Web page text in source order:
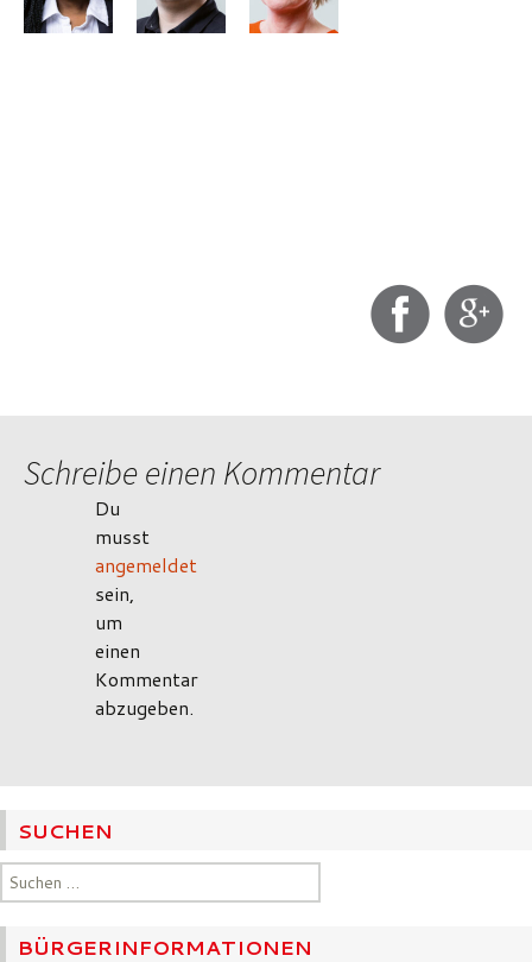
Schreibe einen Kommentar
Du
musst
angemeldet
sein,
um
einen
Kommentar
abzugeben.
SUCHEN
Suchen
nach:
BÜRGERINFORMATIONEN